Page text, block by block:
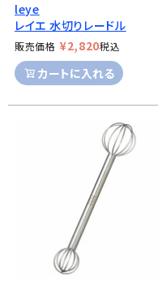
leye
レイエ 水切りレードル
販売価格 ¥2,820税込
カートに入れる